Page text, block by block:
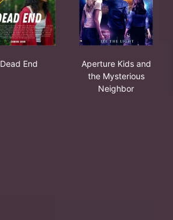
Dead End
Aperture Kids and
the Mysterious
Neighbor